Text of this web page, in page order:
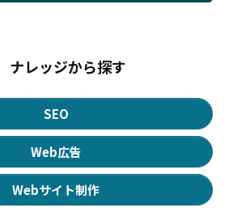
ナレッジから探す
SEO
Web広告
Webサイト制作